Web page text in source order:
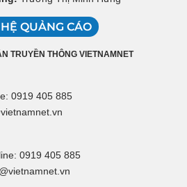
QUẢNG CÁO
TRUYỀN THÔNG VIETNAMNET
0919 405 885
0919 405 885